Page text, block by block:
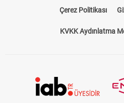
Çerez Politikası
KVKK Aydınlatma